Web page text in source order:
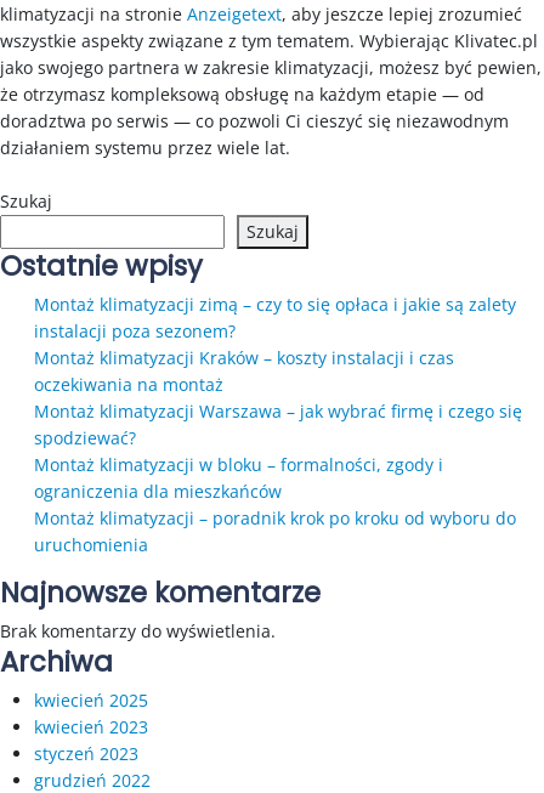
klimatyzacji na stronie Anzeigetext, aby jeszcze lepiej zrozumieć
wszystkie aspekty związane z tym tematem. Wybierając Klivatec.pl
jako swojego partnera w zakresie klimatyzacji, możesz być pewien,
że otrzymasz kompleksową obsługę na każdym etapie — od
doradztwa po serwis — co pozwoli Ci cieszyć się niezawodnym
działaniem systemu przez wiele lat.
Szukaj
Szukaj
Ostatnie wpisy
Montaż klimatyzacji zimą – czy to się opłaca i jakie są zalety
instalacji poza sezonem?
Montaż klimatyzacji Kraków – koszty instalacji i czas
oczekiwania na montaż
Montaż klimatyzacji Warszawa – jak wybrać firmę i czego się
spodziewać?
Montaż klimatyzacji w bloku – formalności, zgody i
ograniczenia dla mieszkańców
Montaż klimatyzacji – poradnik krok po kroku od wyboru do
uruchomienia
Najnowsze komentarze
Brak komentarzy do wyświetlenia.
Archiwa
kwiecień 2025
kwiecień 2023
styczeń 2023
grudzień 2022